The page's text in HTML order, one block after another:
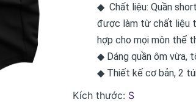
◆ Chất liệu: Quần
được làm từ chất liệu
hợp cho mọi môn thể
◆ Dáng quần ôm vừa,
◆ Thiết kế cơ bản, 2
Kích thước: S